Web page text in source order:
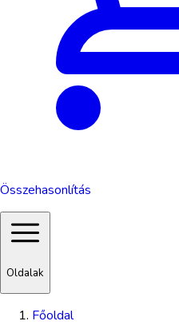
Összehasonlítás
Oldalak
Főoldal